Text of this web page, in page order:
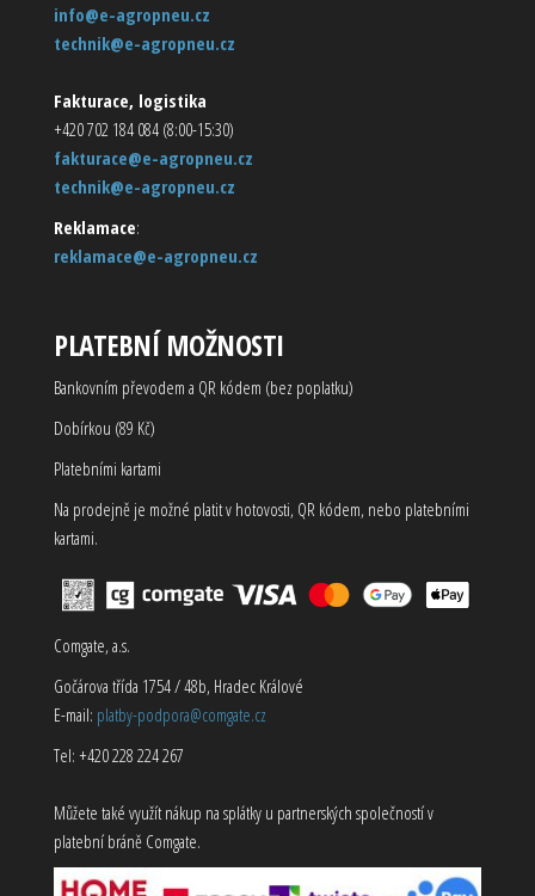
info@e-agropneu.cz
technik@e-agropneu.cz
Fakturace, logistika
+420 702 184 084 (8:00-15:30)
fakturace@e-agropneu.cz
technik@e-agropneu.cz
Reklamace:
reklamace@e-agropneu.cz
PLATEBNÍ MOŽNOSTI
Bankovním převodem a QR kódem (bez poplatku)
Dobírkou (89 Kč)
Platebními kartami
Na prodejně je možné platit v hotovosti, QR kódem, nebo platebními
kartami.
Comgate, a.s.
Gočárova třída 1754 / 48b, Hradec Králové
E-mail: platby-podpora@comgate.cz
Tel: +420 228 224 267
Můžete také využít nákup na splátky u partnerských společností v
platební bráně Comgate.